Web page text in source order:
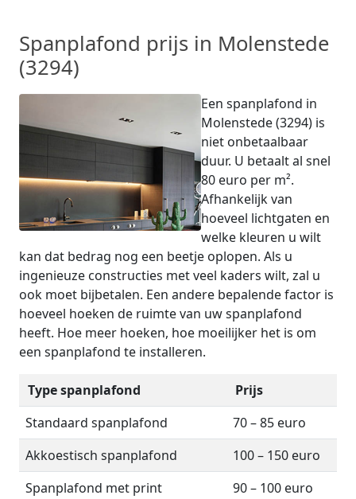
Spanplafond prijs in Molenstede
(3294)
Een spanplafond in
Molenstede (3294) is
niet onbetaalbaar
duur. U betaalt al snel
80 euro per m².
Afhankelijk van
hoeveel lichtgaten en
welke kleuren u wilt
kan dat bedrag nog een beetje oplopen. Als u
ingenieuze constructies met veel kaders wilt, zal u
ook moet bijbetalen. Een andere bepalende factor is
hoeveel hoeken de ruimte van uw spanplafond
heeft. Hoe meer hoeken, hoe moeilijker het is om
een spanplafond te installeren.
Type spanplafond
Prijs
Standaard spanplafond
70 – 85 euro
Akkoestisch spanplafond
100 – 150 euro
Spanplafond met print
90 – 100 euro